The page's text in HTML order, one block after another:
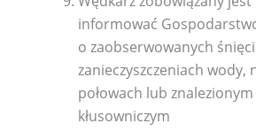
informować
o zaobserwowanych
zanieczyszczeniach wody,
połowach lub
kłusowniczym